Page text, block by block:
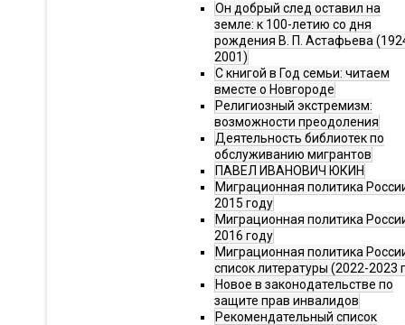
Он добрый след оставил на
земле: к 100-летию со дня
рождения В. П. Астафьева
2001)
С книгой в Год семьи: читаем
вместе о Новгороде
Религиозный экстремизм:
возможности преодоления
Деятельность библиотек по
обслуживанию мигрантов
ПАВЕЛ ИВАНОВИЧ ЮКИН
Миграционная политика
2015 году
Миграционная политика
2016 году
Миграционная политика
список литературы (2022-2023
Новое в законодательстве по
защите прав инвалидов
Рекомендательный список